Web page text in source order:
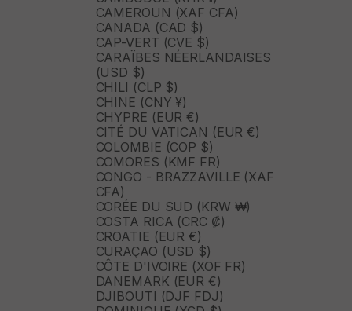
CAMEROUN (XAF CFA)
CANADA (CAD $)
CAP-VERT (CVE $)
CARAÏBES NÉERLANDAISES
(USD $)
CHILI (CLP $)
CHINE (CNY ¥)
CHYPRE (EUR €)
CITÉ DU VATICAN (EUR €)
COLOMBIE (COP $)
COMORES (KMF FR)
CONGO - BRAZZAVILLE (XAF
CFA)
CORÉE DU SUD (KRW ₩)
COSTA RICA (CRC ₡)
CROATIE (EUR €)
CURAÇAO (USD $)
CÔTE D'IVOIRE (XOF FR)
DANEMARK (EUR €)
DJIBOUTI (DJF FDJ)